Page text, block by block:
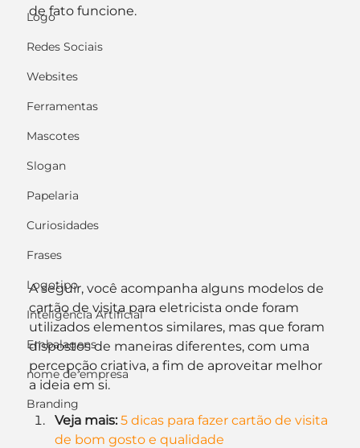
Logo
Redes Sociais
Websites
Ferramentas
Mascotes
Slogan
Papelaria
Curiosidades
Frases
Logotipo
Inteligência Artificial
Embalagens
nome de empresa
Branding
de fato funcione.
A seguir, você acompanha alguns modelos de
cartão de visita para eletricista onde foram
utilizados elementos similares, mas que foram
dispostos de maneiras diferentes, com uma
percepção criativa, a fim de aproveitar melhor
a ideia em si.
Veja mais: 5 dicas para fazer cartão de visita
de bom gosto e qualidade